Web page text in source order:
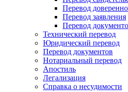
Перевод
Перевод заявления
Перевод
Технический перевод
Юридический перевод
Перевод документов
Нотариальный перевод
Апостиль
Легализация
Справка о несудимости